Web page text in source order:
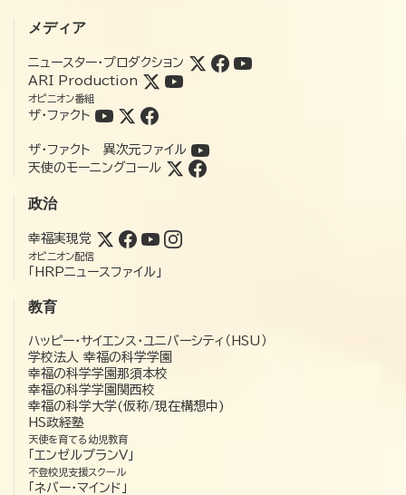
メディア
ニュースター・プロダクション
ARI Production
オピニオン番組
ザ・ファクト
ザ・ファクト 異次元ファイル
天使のモーニングコール
政治
幸福実現党
オピニオン配信
「HRPニュースファイル」
教育
ハッピー・サイエンス・ユニバーシティ（HSU）
学校法人 幸福の科学学園
幸福の科学学園那須本校
幸福の科学学園関西校
幸福の科学大学(仮称/現在構想中)
HS政経塾
天使を育てる幼児教育
「エンゼルプランV」
不登校児支援スクール
「ネバー・マインド」